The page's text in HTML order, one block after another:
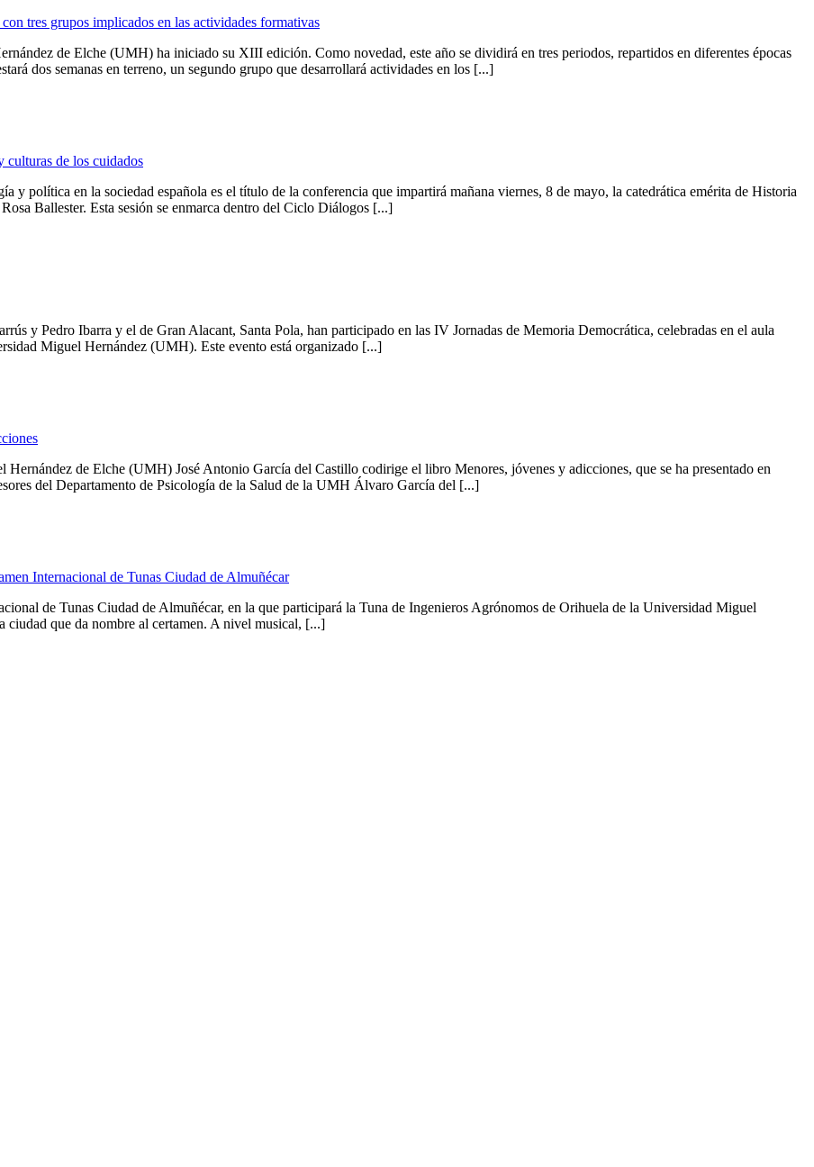
tres grupos implicados en las actividades formativas
de Elche (UMH) ha iniciado su XIII edición. Como novedad, este año se dividirá en tres periodos, repartidos en diferentes épocas
dos semanas en terreno, un segundo grupo que desarrollará actividades en los [...]
culturas de los cuidados
y política en la sociedad española es el título de la conferencia que impartirá mañana viernes, 8 de mayo, la catedrática emérita de Historia
Ballester. Esta sesión se enmarca dentro del Ciclo Diálogos [...]
y Pedro Ibarra y el de Gran Alacant, Santa Pola, han participado en las IV Jornadas de Memoria Democrática, celebradas en el aula
Miguel Hernández (UMH). Este evento está organizado [...]
de Elche (UMH) José Antonio García del Castillo codirige el libro Menores, jóvenes y adicciones, que se ha presentado en
del Departamento de Psicología de la Salud de la UMH Álvaro García del [...]
Internacional de Tunas Ciudad de Almuñécar
de Tunas Ciudad de Almuñécar, en la que participará la Tuna de Ingenieros Agrónomos de Orihuela de la Universidad Miguel
que da nombre al certamen. A nivel musical, [...]